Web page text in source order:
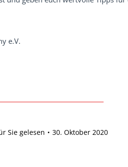
e.V.
Sie gelesen 30. Oktober 2020